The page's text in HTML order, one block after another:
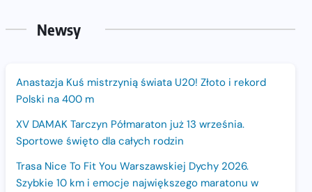
Newsy
Anastazja Kuś mistrzynią świata U20! Złoto i rekord
Polski na 400 m
XV DAMAK Tarczyn Półmaraton już 13 września.
Sportowe święto dla całych rodzin
Trasa Nice To Fit You Warszawskiej Dychy 2026.
Szybkie 10 km i emocje największego maratonu w